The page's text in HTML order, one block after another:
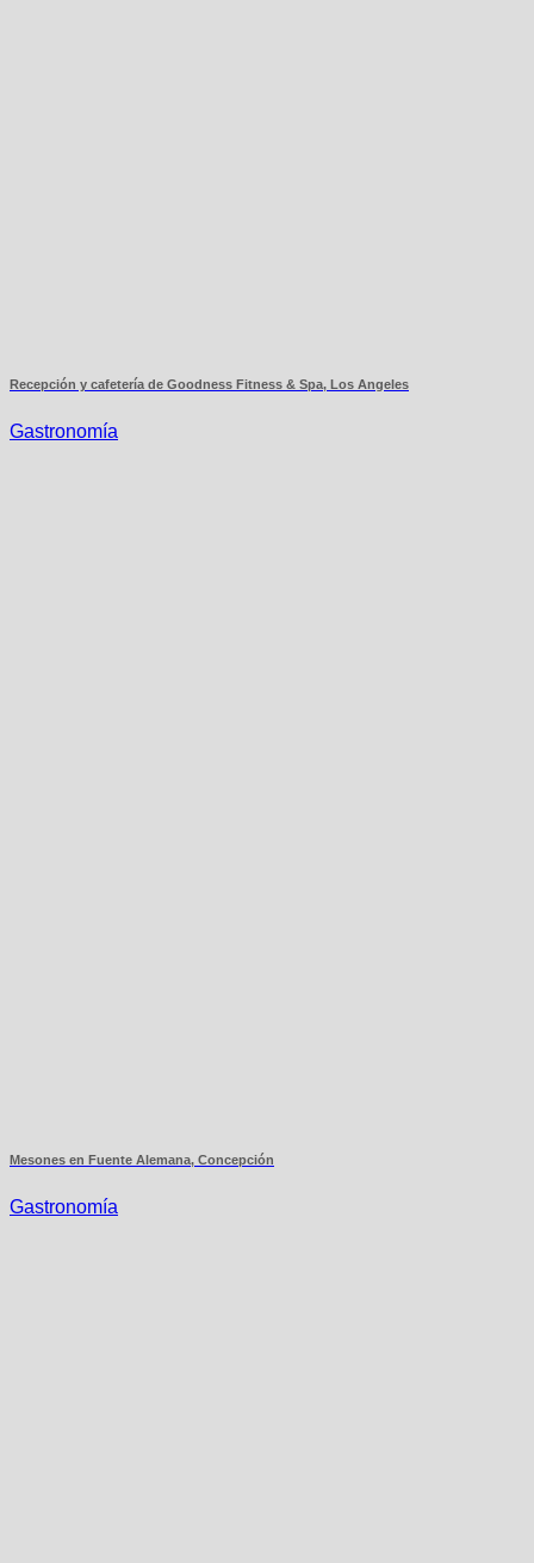
Recepción y cafetería de Goodness Fitness & Spa, Los Angeles
Gastronomía
Mesones en Fuente Alemana, Concepción
Gastronomía